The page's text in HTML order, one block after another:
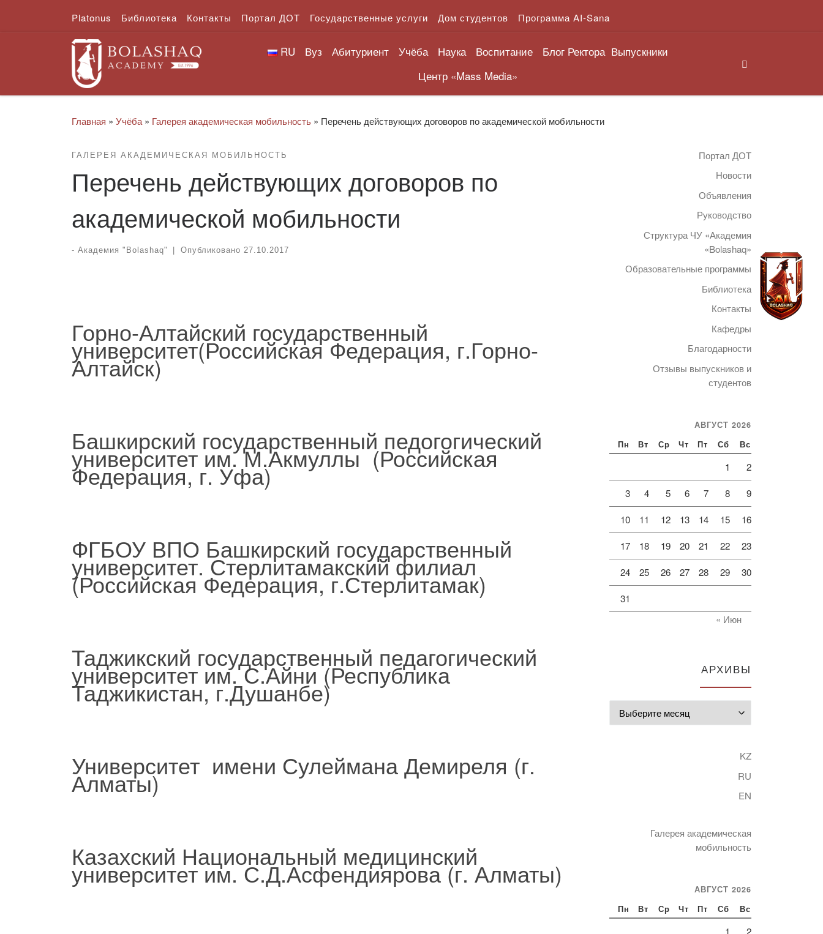
Перейти к содержимому
Platonus Библиотека Контакты Портал ДОТ Государственные услуги Дом студентов Программа AI-Sana
RU Вуз Абитуриент Учёба Наука Воспитание Блог Ректора Выпускники
Центр «Mass Media»
Главная » Учёба » Галерея академическая мобильность » Перечень действующих договоров по академической мобильности
ГАЛЕРЕЯ АКАДЕМИЧЕСКАЯ МОБИЛЬНОСТЬ
Перечень действующих договоров по
академической мобильности
- Академия "Bolashaq" Опубликовано 27.10.2017
Горно-Алтайский государственный
университет(Российская Федерация, г.Горно-
Алтайск)
Башкирский государственный педогогический
университет им. М.Акмуллы (Российская
Федерация, г. Уфа)
ФГБОУ ВПО Башкирский государственный
университет. Стерлитамакский филиал
(Российская Федерация, г.Стерлитамак)
Таджикский государственный педагогический
университет им. С.Айни (Республика
Таджикистан, г.Душанбе)
Университет имени Сулеймана Демиреля (г.
Алматы)
Казахский Национальный медицинский
университет им. С.Д.Асфендиярова (г. Алматы)
Портал ДОТ
Новости
Объявления
Руководство
Структура ЧУ «Академия
«Bolashaq»
Образовательные программы
Библиотека
Контакты
Кафедры
Благодарности
Отзывы выпускников и
студентов
АВГУСТ 2026
Пн Вт Ср Чт Пт Сб Вс
1 2
3 4 5 6 7 8 9
10 11 12 13 14 15 16
17 18 19 20 21 22 23
24 25 26 27 28 29 30
31
« Июн
АРХИВЫ
KZ
RU
EN
Галерея академическая
мобильность
АВГУСТ 2026
Пн Вт Ср Чт Пт Сб Вс
1 2